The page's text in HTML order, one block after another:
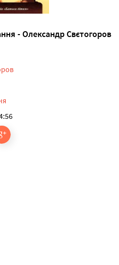
- Олександр Свєтогоров